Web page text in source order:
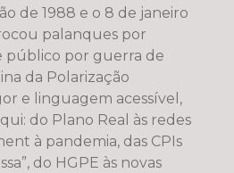
de 1988 e o 8 de janeiro
palanques por
público por guerra de
da Polarização
e linguagem acessível,
do Plano Real às redes
à pandemia, das CPIs
do HGPE às novas